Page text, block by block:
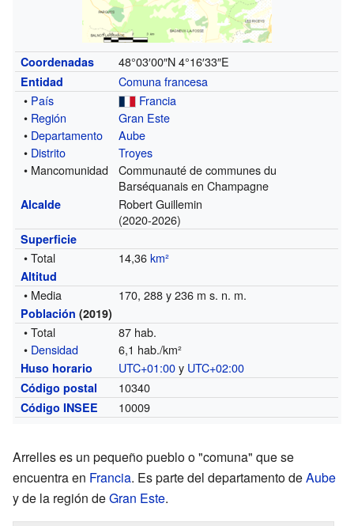
Coordenadas 48°03′00″N 4°16′33″E
Entidad
Comuna francesa
• País
Francia
• Región
Gran Este
• Departamento
Aube
• Distrito
Troyes
• Mancomunidad
Communauté de communes du
Barséquanais en Champagne
Alcalde
Robert Guillemin
(2020-2026)
Superficie
• Total 14,36km²
Altitud
• Media 170, 288 y 236 m s. n. m.
Población (2019)
• Total
87 hab.
• Densidad 6,1 hab./km²
Huso horario UTC+01:00y UTC+02:00
Código postal 10340
Código INSEE 10009
Arrelles es un pequeño pueblo o "comuna" que se
encuentra en Francia. Es parte del departamento deAube
y de la región deGran Este.